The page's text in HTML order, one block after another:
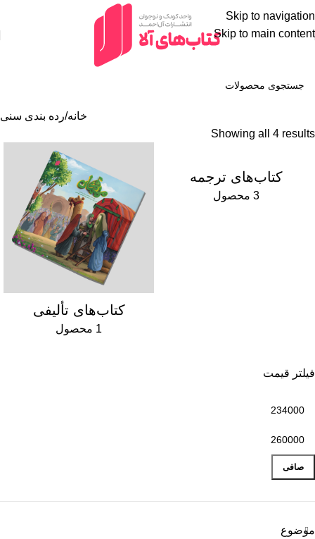
Skip to navigation
Skip to main content
خانه رده بندی سنی
Showing all 4 results
کتاب‌های ترجمه
3 محصول
کتاب‌های تألیفی
1 محصول
فیلتر قیمت
صافی
موضوع